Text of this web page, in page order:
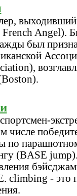
выходивший
Angel).
был
числе
по
(BASE
climbing - это